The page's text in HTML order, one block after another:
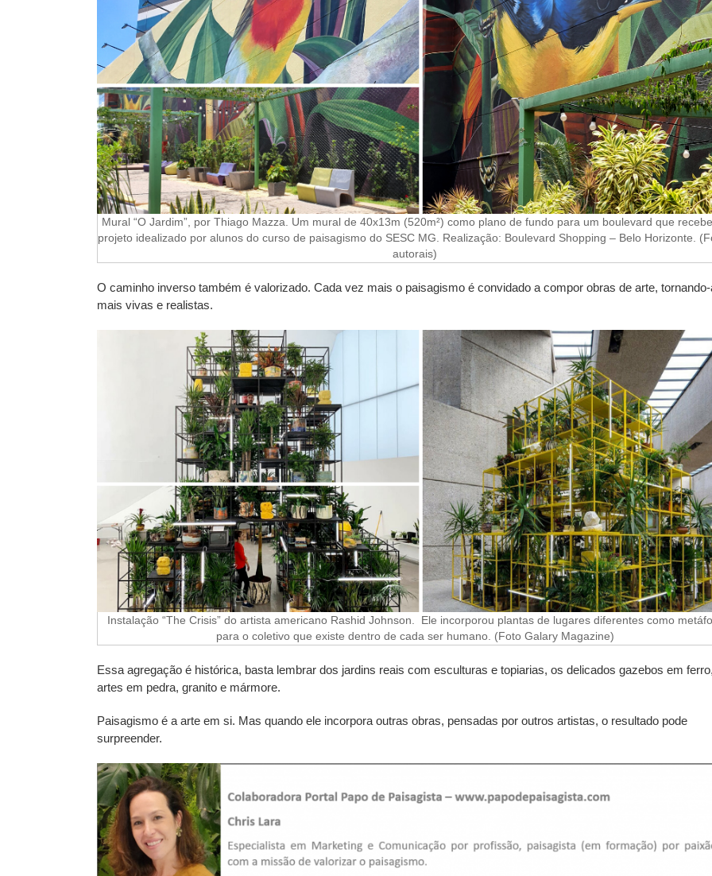
Mural “O Jardim”, por Thiago Mazza. Um mural de 40x13m (520m²) como plano de fundo para um boulevard que
projeto idealizado por alunos do curso de paisagismo do SESC MG. Realização: Boulevard Shopping – Belo Horizonte.
autorais)
O caminho inverso também é valorizado. Cada vez mais o paisagismo é convidado a compor obras de arte,
mais vivas e realistas.
Instalação “The Crisis” do artista americano Rashid Johnson. Ele incorporou plantas de lugares diferentes como
para o coletivo que existe dentro de cada ser humano. (Foto Galary Magazine)
Essa agregação é histórica, basta lembrar dos jardins reais com esculturas e topiarias, os delicados gazebos em
artes em pedra, granito e mármore.
Paisagismo é a arte em si. Mas quando ele incorpora outras obras, pensadas por outros artistas, o resultado pode
surpreender.